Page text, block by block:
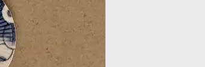
TIL JULETRÆET.
JUL, NYTÅR.
JULEKUGLER.